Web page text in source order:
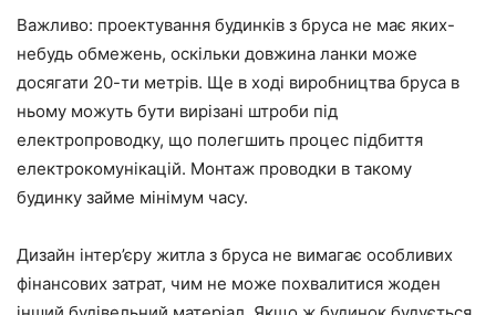
Важливо: проектування будинків з бруса не має яких-
небудь обмежень, оскільки довжина ланки може
досягати 20-ти метрів. Ще в ході виробництва бруса в
ньому можуть бути вирізані штроби під
електропроводку, що полегшить процес підбиття
електрокомунікацій. Монтаж проводки в такому
будинку займе мінімум часу.
Дизайн інтер’єру житла з бруса не вимагає особливих
фінансових затрат, чим не може похвалитися жоден